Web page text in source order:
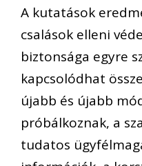
A kutatások
csalások elleni
biztonsága egyre
kapcsolódhat
újabb és újabb
próbálkoznak, a
tudatos